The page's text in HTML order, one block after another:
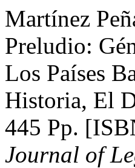
Martínez
Preludio:
Los Países
Historia, El
445 Pp.
Journal of